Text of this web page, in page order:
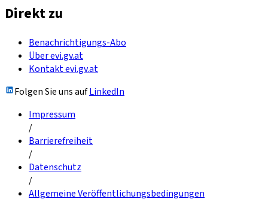
Direkt zu
Benachrichtigungs-Abo
Über evi.gv.at
Kontakt evi.gv.at
Folgen Sie uns aufLinkedIn
Impressum
/
Barrierefreiheit
/
Datenschutz
/
Allgemeine Veröffentlichungsbedingungen